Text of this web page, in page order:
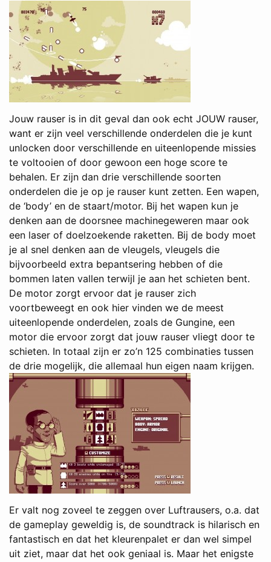
Jouw rauser is in dit geval dan ook echt JOUW rauser,
want er zijn veel verschillende onderdelen die je kunt
unlocken door verschillende en uiteenlopende missies
te voltooien of door gewoon een hoge score te
behalen. Er zijn dan drie verschillende soorten
onderdelen die je op je rauser kunt zetten. Een wapen,
de ‘body’ en de staart/motor. Bij het wapen kun je
denken aan de doorsnee machinegeweren maar ook
een laser of doelzoekende raketten. Bij de body moet
je al snel denken aan de vleugels, vleugels die
bijvoorbeeld extra bepantsering hebben of die
bommen laten vallen terwijl je aan het schieten bent.
De motor zorgt ervoor dat je rauser zich
voortbeweegt en ook hier vinden we de meest
uiteenlopende onderdelen, zoals de Gungine, een
motor die ervoor zorgt dat jouw rauser vliegt door te
schieten. In totaal zijn er zo’n 125 combinaties tussen
de drie mogelijk, die allemaal hun eigen naam krijgen.
Er valt nog zoveel te zeggen over Luftrausers, o.a. dat
de gameplay geweldig is, de soundtrack is hilarisch en
fantastisch en dat het kleurenpalet er dan wel simpel
uit ziet, maar dat het ook geniaal is. Maar het enigste